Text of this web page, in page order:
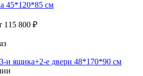
45*120*85 см
115 800 ₽
и ящика+2-е двери 48*170*90 см